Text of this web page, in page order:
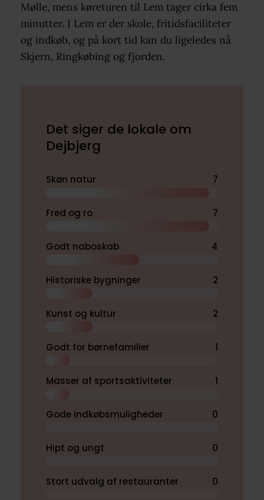
Mølle, mens køreturen til Lem tager cirka fem
minutter. I Lem er der skole, fritidsfaciliteter
og indkøb, og på kort tid kan du ligeledes nå
Skjern, Ringkøbing og fjorden.
Det siger de lokale om
Dejbjerg
Skøn natur 7
Fred og ro 7
Godt naboskab 4
Historiske bygninger 2
Kunst og kultur 2
Godt for børnefamilier 1
Masser af sportsaktiviteter 1
Gode indkøbsmuligheder 0
Hipt og ungt 0
Stort udvalg af restauranter 0